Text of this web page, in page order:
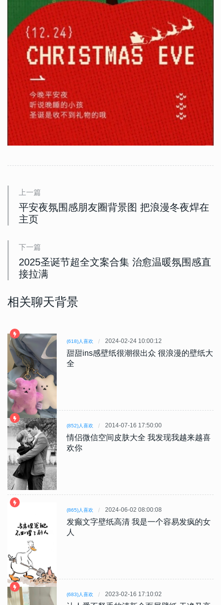
上一篇
平安夜氛围感朋友圈背景图 把浪漫冬夜焊在
主页
下一篇
2025圣诞节超全文案合集 治愈温暖氛围感直
接拉满
相关聊天背景
(618)人喜欢 2024-02-24 10:00:12
甜甜ins感壁纸很潮很出众 很浪漫的壁纸大
全
(852)人喜欢 2014-07-16 17:50:00
情侣微信空间皮肤大全 我发现我越来越喜
欢你
(865)人喜欢 2024-06-02 08:00:08
发癫文字壁纸高清 我是一个容易发疯的女
人
(683)人喜欢 2023-02-16 17:10:02